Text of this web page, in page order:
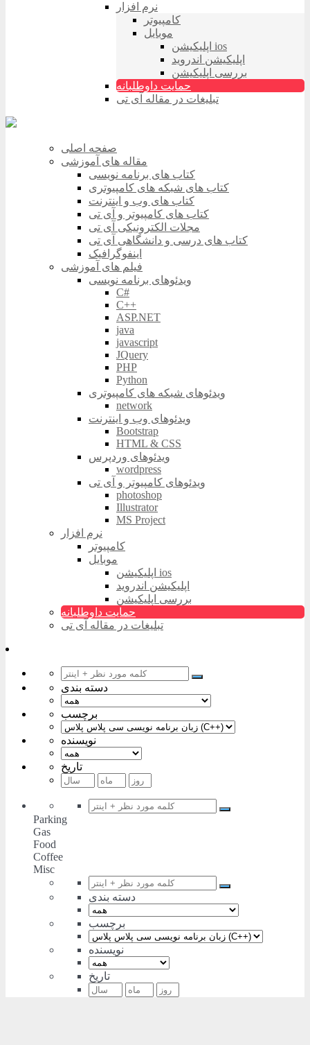
نرم افزار
کامپیوتر
موبایل
اپلیکیشن ios
اپلیکیشن اندروید
بررسی اپلیکیشن
حمایت داوطلبانه
تبلیغات در مقاله آی تی
صفحه اصلی
مقاله های آموزشی
کتاب های برنامه نویسی
کتاب های شبکه های کامپیوتری
کتاب های وب و اینترنت
کتاب های کامپیوتر و آی تی
مجلات الکترونیکی آی تی
کتاب های درسی و دانشگاهی آی تی
اینفوگرافیک
فیلم های آموزشی
ویدئوهای برنامه نویسی
C#
C++
ASP.NET
java
javascript
JQuery
PHP
Python
ویدئوهای شبکه های کامپیوتری
network
ویدئوهای وب و اینترنت
Bootstrap
HTML & CSS
ویدئوهای وردپرس
wordpress
ویدئوهای کامپیوتر و آی تی
photoshop
Illustrator
MS Project
نرم افزار
کامپیوتر
موبایل
اپلیکیشن ios
اپلیکیشن اندروید
بررسی اپلیکیشن
حمایت داوطلبانه
تبلیغات در مقاله آی تی
دسته بندی
برچسب
نویسنده
تاریخ
Parking
Gas
Food
Coffee
Misc
دسته بندی
برچسب
نویسنده
تاریخ